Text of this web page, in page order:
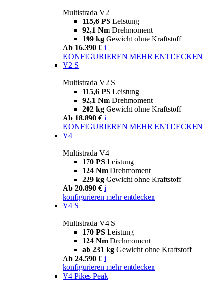
Multistrada V2
115,6 PS Leistung
92,1 Nm Drehmoment
199 kg Gewicht ohne Kraftstoff
Ab 16.390 € i
KONFIGURIEREN MEHR ENTDECKEN
V2 S
Multistrada V2 S
115,6 PS Leistung
92,1 Nm Drehmoment
202 kg Gewicht ohne Kraftstoff
Ab 18.890 € i
KONFIGURIEREN MEHR ENTDECKEN
V4
Multistrada V4
170 PS Leistung
124 Nm Drehmoment
229 kg Gewicht ohne Kraftstoff
Ab 20.890 € i
konfigurieren mehr entdecken
V4 S
Multistrada V4 S
170 PS Leistung
124 Nm Drehmoment
ab 231 kg Gewicht ohne Kraftstoff
Ab 24.590 € i
konfigurieren mehr entdecken
V4 Pikes Peak